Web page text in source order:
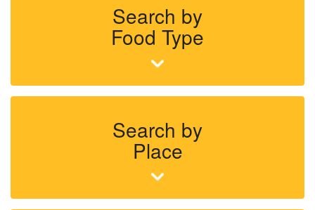
Search by
Food Type
Search by
Place